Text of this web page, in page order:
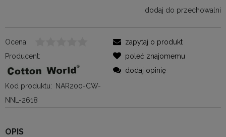
dodaj do przechowalni
Ocena:
Producent:
Kod produktu:
NAR200-CW-
NNL-2618
zapytaj o produkt
poleć znajomemu
dodaj opinię
OPIS